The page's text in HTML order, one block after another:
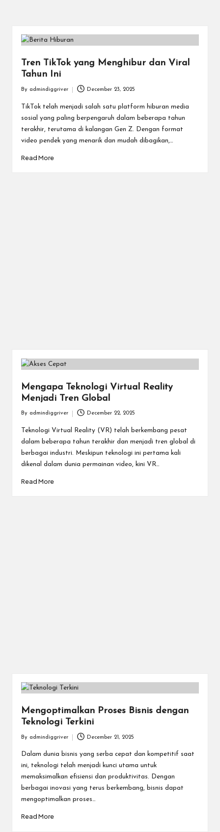
Tren TikTok yang Menghibur dan Viral
Tahun Ini
by
By admindiggriver December 23, 2025
TikTok telah menjadi salah satu platform hiburan media
sosial yang paling berpengaruh dalam beberapa tahun
terakhir, terutama di kalangan Gen Z. Dengan format
video pendek yang menarik dan mudah dibagikan,…
Read More
Mengapa Teknologi Virtual Reality
Menjadi Tren Global
by
By admindiggriver December 22, 2025
Teknologi Virtual Reality (VR) telah berkembang pesat
dalam beberapa tahun terakhir dan menjadi tren global di
berbagai industri. Meskipun teknologi ini pertama kali
dikenal dalam dunia permainan video, kini VR…
Read More
Mengoptimalkan Proses Bisnis dengan
Teknologi Terkini
by
By admindiggriver December 21, 2025
Dalam dunia bisnis yang serba cepat dan kompetitif saat
ini, teknologi telah menjadi kunci utama untuk
memaksimalkan efisiensi dan produktivitas. Dengan
berbagai inovasi yang terus berkembang, bisnis dapat
mengoptimalkan proses…
Read More